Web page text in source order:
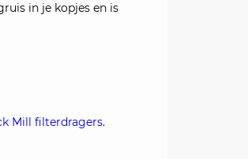
in je kopjes en is
Mill filterdragers.